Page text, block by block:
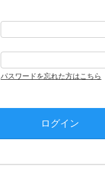
パスワードを忘れた方はこちら